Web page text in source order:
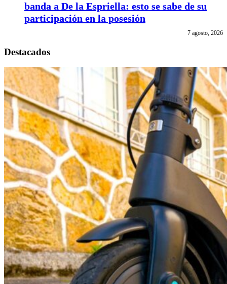
banda a De la Espriella: esto se sabe de su
participación en la posesión
7 agosto, 2026
Destacados